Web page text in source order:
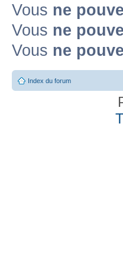
Vous ne
Vous ne
Vous ne
Index du forum